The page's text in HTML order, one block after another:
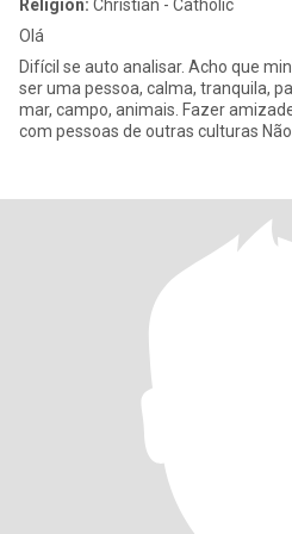
Religion: Christian - Catholic
Olá
Difícil se auto analisar. Acho que
ser uma pessoa, calma, tranquila,
mar, campo, animais. Fazer
com pessoas de outras culturas